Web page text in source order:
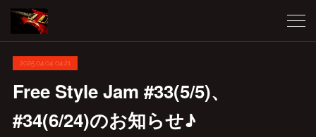
2025.04.04 04:21
Free Style Jam #33(5/5)、
#34(6/24)のお知らせ♪